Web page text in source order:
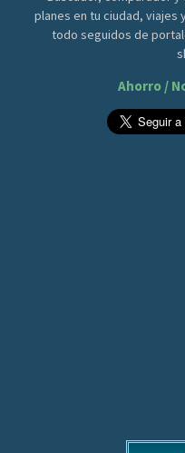
planes en tu ciudad, viajes
todo seguidos de
Ahorro /